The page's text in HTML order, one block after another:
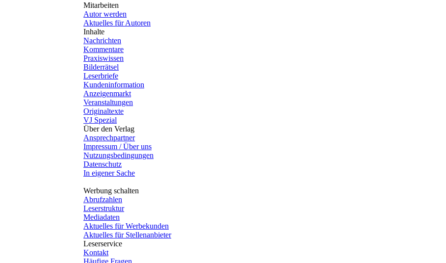
Mitarbeiten
Autor werden
Aktuelles für Autoren
Inhalte
Nachrichten
Kommentare
Praxiswissen
Bilderrätsel
Leserbriefe
Kundeninformation
Anzeigenmarkt
Veranstaltungen
Originaltexte
VJ Spezial
Über den Verlag
Ansprechpartner
Impressum / Über uns
Nutzungsbedingungen
Datenschutz
In eigener Sache
Werbung schalten
Abrufzahlen
Leserstruktur
Mediadaten
Aktuelles für Werbekunden
Aktuelles für Stellenanbieter
Leserservice
Kontakt
Häufige Fragen